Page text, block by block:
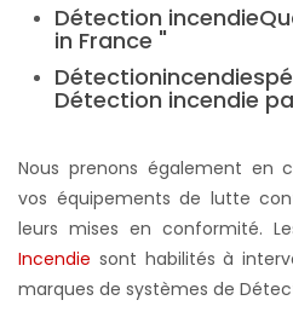
Détection incendie
in France "
Détectionincendie
Détection incendie
Nous prenons également en
vos équipements de lutte
leurs mises en conformité.
Incendie sont habilités à
marques de systèmes de